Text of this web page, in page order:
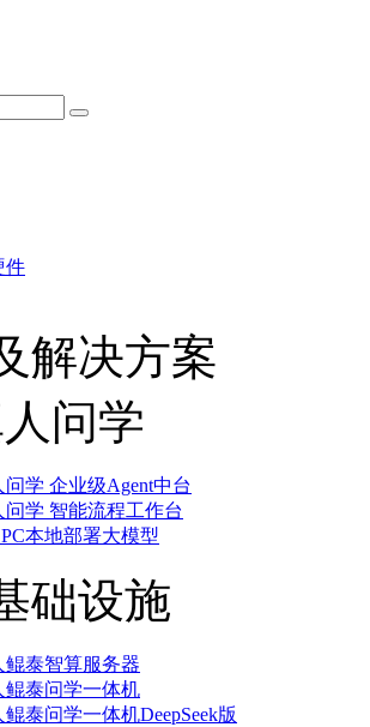
件
解决方案
问学
学 企业级Agent中台
学 智能流程工作台
本地部署大模型
础设施
鲲泰智算服务器
鲲泰问学一体机
泰问学一体机DeepSeek版